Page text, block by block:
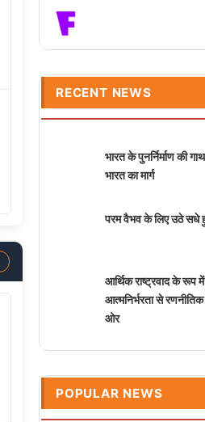
RECENT NEWS
भारत के पुनर्निर्माण की
भारत का मार्ग
परम वैभव के लिए उठे सधे
आर्थिक राष्ट्रवाद के रूप
आत्मनिर्भरता से
ओर
POPULAR NEWS